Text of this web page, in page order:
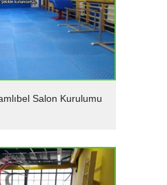
Salon Kurulumu